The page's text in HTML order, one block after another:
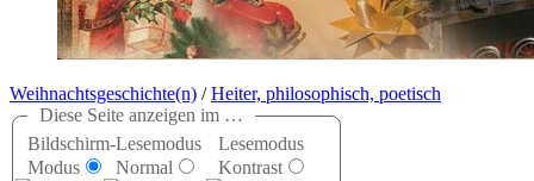
Weihnachtsgeschichte(n) /Heiter, philosophisch, poetisch
Diese Seite anzeigen im …
Bildschirm-
Modus
Lesemodus
Normal
Lesemodus
Kontrast